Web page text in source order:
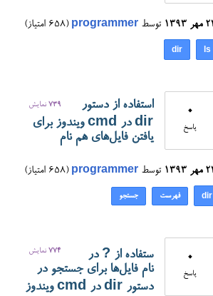
توسط programmer
(
658 امتیاز)
ls
dir
0
پاسخ
739 نمایش
استفاده از دستور
dir در cmd ویندوز برای
یافتن فایل‌های هم نام
توسط programmer
(
658 امتیاز)
dir فهرست جستجو
0
پاسخ
774 نمایش
ستفاده از ? در
نام فایل‌ها برای جستجو در
دستور dir در cmd ویندوز